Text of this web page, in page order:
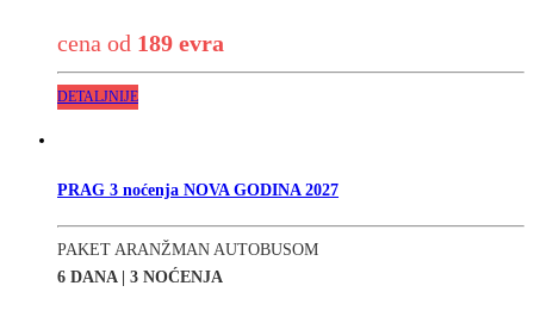
cena od 189 evra
DETALJNIJE
PRAG 3 noćenja NOVA GODINA 2027
PAKET ARANŽMAN AUTOBUSOM
6 DANA | 3 NOĆENJA